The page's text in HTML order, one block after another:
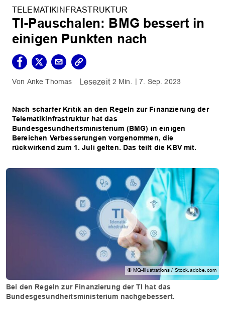
TELEMATIKINFRASTRUKTUR
TI-Pauschalen: BMG bessert in
einigen Punkten nach
Anke Thomas 2 Min. 7. Sep. 2023
Nach scharfer Kritik an den Regeln zur Finanzierung der
Telematikinfrastruktur hat das
Bundesgesundheitsministerium (BMG) in einigen
Bereichen Verbesserungen vorgenommen, die
rückwirkend zum 1. Juli gelten. Das teilt die KBV mit.
© MQ-Illustrations / Stock.adobe.com
Bei den Regeln zur Finanzierung der TI hat das
Bundesgesundheitsministerium nachgebessert.